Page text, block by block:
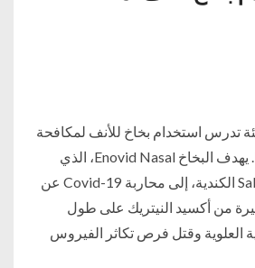
تدرس استخدام بخاخ للأنف لمكافحة
انتشار فيروس كورونا. يهدف البخاخ Enovid Nasal، الذي
طورته شركة SaNOtize الكندية، إلى محاربة Covid-19 عن
من أكسيد النيتريك على طول
العلوية وقتل فرص تكاثر الفيروس